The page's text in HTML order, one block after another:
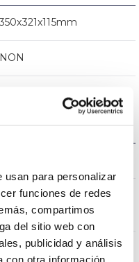
usan para personalizar
funciones de redes
compartimos
del sitio web con
publicidad y análisis
con otra información
350x321x115mm
NON
>80 (Blanco)